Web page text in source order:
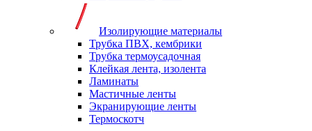
Изолирующие материалы
Трубка ПВХ, кембрики
Трубка термоусадочная
Клейкая лента, изолента
Ламинаты
Мастичные ленты
Экранирующие ленты
Термоскотч